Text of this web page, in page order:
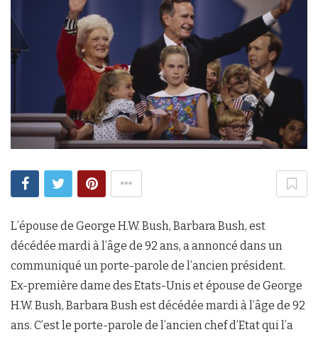
L’épouse de George H.W. Bush, Barbara Bush, est
décédée mardi à l’âge de 92 ans, a annoncé dans un
communiqué un porte-parole de l’ancien président.
Ex-première dame des Etats-Unis et épouse de George
H.W. Bush, Barbara Bush est décédée mardi à l’âge de 92
ans. C’est le porte-parole de l’ancien chef d’Etat qui l’a